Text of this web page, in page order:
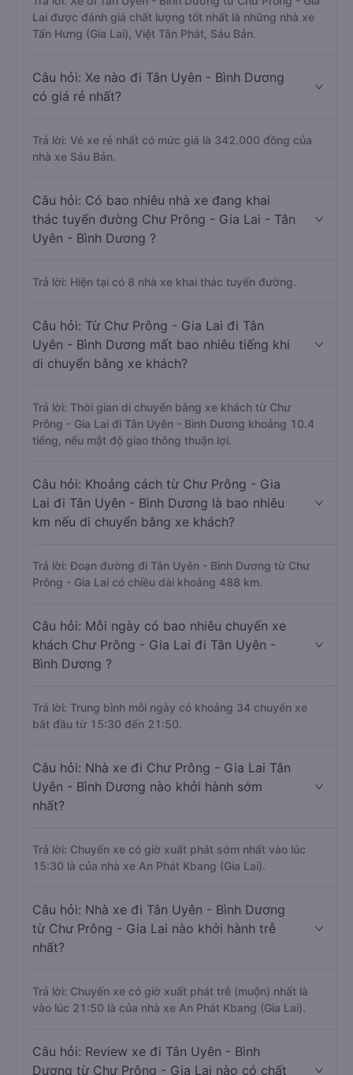
Lai được đánh giá chất lượng tốt nhất là những nhà xe
Tấn Hưng (Gia Lai), Việt Tân Phát, Sáu Bản.
Câu hỏi: Xe nào đi Tân Uyên - Bình Dương
có giá rẻ nhất?
Trả lời: Vé xe rẻ nhất có mức giá là 342.000 đồng của
nhà xe Sáu Bản.
Câu hỏi: Có bao nhiêu nhà xe đang khai
thác tuyến đường Chư Prông - Gia Lai - Tân
Uyên - Bình Dương ?
Trả lời: Hiện tại có 8 nhà xe khai thác tuyến đường.
Câu hỏi: Từ Chư Prông - Gia Lai đi Tân
Uyên - Bình Dương mất bao nhiêu tiếng khi
di chuyển bằng xe khách?
Trả lời: Thời gian di chuyển bằng xe khách từ Chư
Prông - Gia Lai đi Tân Uyên - Bình Dương khoảng 10.4
tiếng, nếu mật độ giao thông thuận lợi.
Câu hỏi: Khoảng cách từ Chư Prông - Gia
Lai đi Tân Uyên - Bình Dương là bao nhiêu
km nếu di chuyển bằng xe khách?
Trả lời: Đoạn đường đi Tân Uyên - Bình Dương từ Chư
Prông - Gia Lai có chiều dài khoảng 488 km.
Câu hỏi: Mỗi ngày có bao nhiêu chuyến xe
khách Chư Prông - Gia Lai đi Tân Uyên -
Bình Dương ?
Trả lời: Trung bình mỗi ngày có khoảng 34 chuyến xe
bắt đầu từ 15:30 đến 21:50.
Câu hỏi: Nhà xe đi Chư Prông - Gia Lai Tân
Uyên - Bình Dương nào khởi hành sớm
nhất?
Trả lời: Chuyến xe có giờ xuất phát sớm nhất vào lúc
15:30 là của nhà xe An Phát Kbang (Gia Lai).
Câu hỏi: Nhà xe đi Tân Uyên - Bình Dương
từ Chư Prông - Gia Lai nào khởi hành trễ
nhất?
Trả lời: Chuyến xe có giờ xuất phát trễ (muộn) nhất là
vào lúc 21:50 là của nhà xe An Phát Kbang (Gia Lai).
Câu hỏi: Review xe đi Tân Uyên - Bình
Dương từ Chư Prông - Gia Lai nào có chất